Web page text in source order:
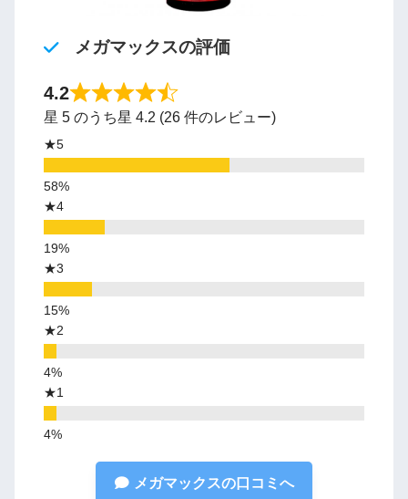
メガマックスの評価
4.2
星 5 のうち星 4.2 (26 件のレビュー)
★5
★4
★3
★2
★1
メガマックスの口コミへ